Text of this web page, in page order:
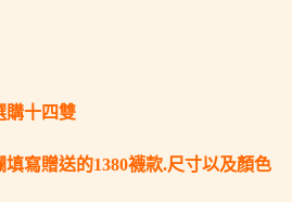
購十四雙
填寫贈送的1380襪款.尺寸以及顏色